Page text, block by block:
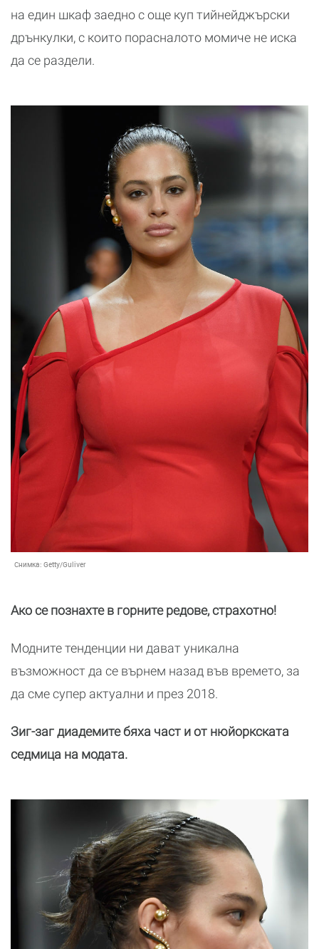
на един шкаф заедно с още куп тийнейджърски
дрънкулки, с които порасналото момиче не иска
да се раздели.
Снимка: Getty/Guliver
Ако се познахте в горните редове, страхотно!
Модните тенденции ни дават уникална
възможност да се върнем назад във времето, за
да сме супер актуални и през 2018.
Зиг-заг диадемите бяха част и от нюйоркската
седмица на модата.